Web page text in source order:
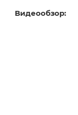
Видеообзор: